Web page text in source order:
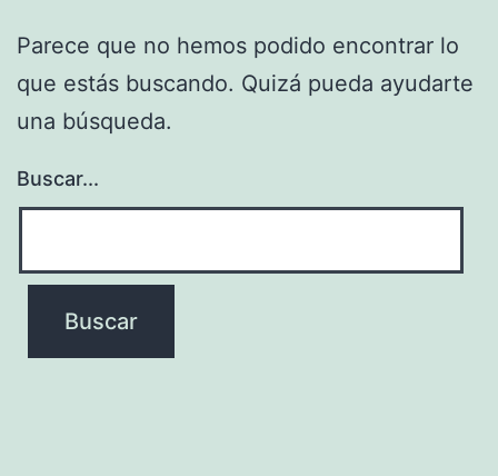
Parece que no hemos podido encontrar lo
que estás buscando. Quizá pueda ayudarte
una búsqueda.
Buscar...